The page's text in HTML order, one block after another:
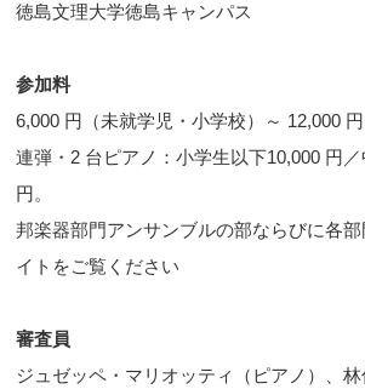
徳島文理大学徳島キャンパス
参加料
6,000 円（未就学児・小学校）～ 12,000 円
連弾・2 台ピアノ：小学生以下10,000 円
円。
邦楽器部門アンサンブルの部ならびに各
イトをご覧ください
審査員
ジュゼッペ・マリオッティ（ピアノ）、